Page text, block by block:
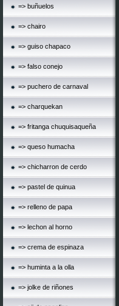
=> buñuelos
=> chairo
=> guiso chapaco
=> falso conejo
=> puchero de carnaval
=> charquekan
=> fritanga chuquisaqueña
=> queso humacha
=> chicharron de cerdo
=> pastel de quinua
=> relleno de papa
=> lechon al horno
=> crema de espinaza
=> huminta a la olla
=> jolke de riñones